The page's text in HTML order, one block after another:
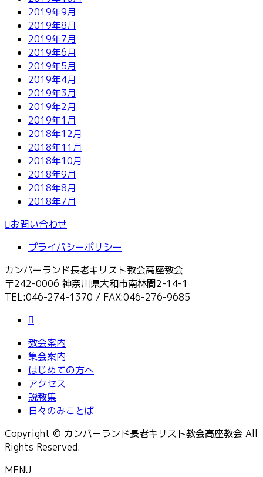
2019年9月
2019年8月
2019年7月
2019年6月
2019年5月
2019年4月
2019年3月
2019年2月
2019年1月
2018年12月
2018年11月
2018年10月
2018年9月
2018年8月
2018年7月
お問い合わせ
プライバシーポリシー
カンバーランド長老キリスト教会高座教会
〒242-0006 神奈川県大和市南林間2-14-1
TEL:046-274-1370 / FAX:046-276-9685
教会案内
集会案内
はじめての方へ
アクセス
説教集
日々のみことば
Copyright © カンバーランド長老キリスト教会高座教会 All
Rights Reserved.
MENU